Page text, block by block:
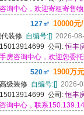
询中心，欢迎寄租寄售
127㎡ 10000元
装修 自编号:[] 2026-
公司:恒丰
房咨询中心，欢迎您委
520㎡ 1900万
级装修 自编号:[] 2026-
公司:恒丰
询中心，联系